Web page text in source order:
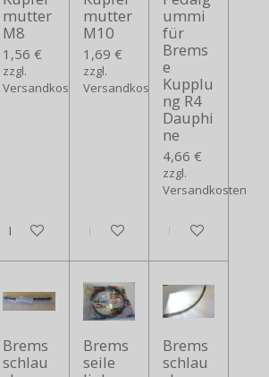
mutter
M8
1,56 €
zzgl.
Versandkosten
In den Warenkorb
mutter
M10
1,69 €
zzgl.
Versandkosten
In den Warenkorb
ummi
für
Brems
e
Kupplu
ng R4
Dauphi
ne
4,66 €
zzgl.
Versandkosten
In den
Brems
schlau
Brems
seile
Brems
schlau